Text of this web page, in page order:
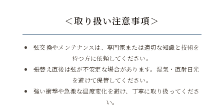
＜取り扱い注意事項＞
弦交換やメンテナンスは、専門家または適切な知識と技術を
持つ方に依頼してください。
張替え直後は弦が不安定な場合があります。湿気・直射日光
を避けて保管してください。
強い衝撃や急激な温度変化を避け、丁寧に取り扱ってくださ
い。